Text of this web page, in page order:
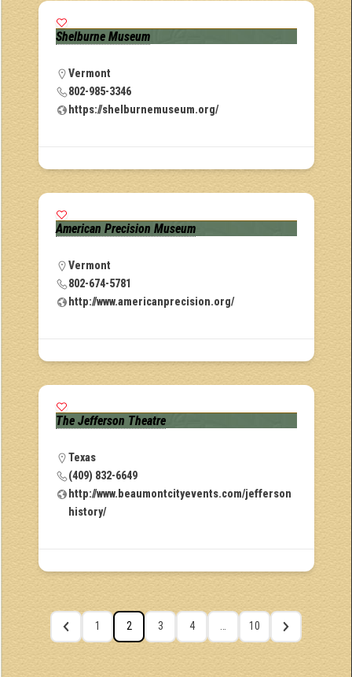
Shelburne Museum
Vermont
802-985-3346
https://shelburnemuseum.org/
American Precision Museum
Vermont
802-674-5781
http://www.americanprecision.org/
The Jefferson Theatre
Texas
(409) 832-6649
http://www.beaumontcityevents.com/jefferson
history/
1 2 3 4 … 10